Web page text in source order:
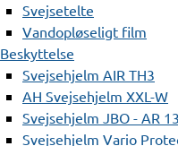
Svejsetelte
Vandopløseligt film
Beskyttelse
Svejsehjelm AIR TH3
AH Svejsehjelm XXL-W
Svejsehjelm JBO - AR
Svejsehjelm Vario